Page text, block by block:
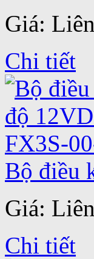
Giá:
Chi tiết
Bộ điều
Giá:
Chi tiết